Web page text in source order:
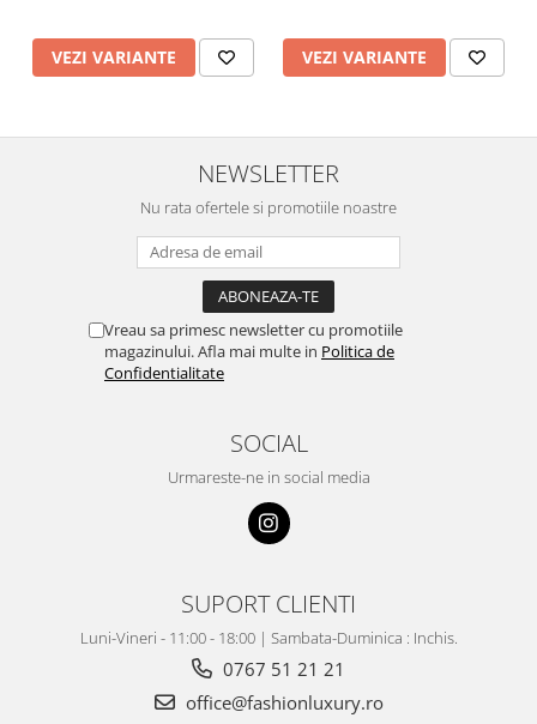
VEZI VARIANTE VEZI VARIANTE
NEWSLETTER
Nu rata ofertele si promotiile noastre
Vreau sa primesc newsletter cu promotiile
magazinului. Afla mai multe in Politica de
Confidentialitate
SOCIAL
Urmareste-ne in social media
SUPORT CLIENTI
Luni-Vineri - 11:00 - 18:00 | Sambata-Duminica : Inchis.
0767 51 21 21
office@fashionluxury.ro